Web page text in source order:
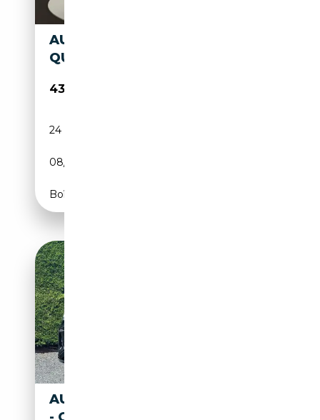
AUDI Q8 E-TRON S LINE 50
QUATTRO 250 KW
43 950€
24 043 km
08/2023
Boîte automatique
AUDI Q8 E-TRON (Q8) S 503PK